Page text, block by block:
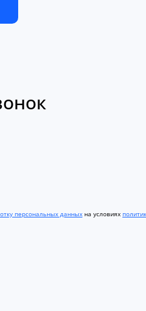
персональных данных на условиях